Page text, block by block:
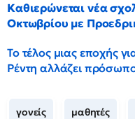
Καθιερώνεται νέα
Οκτωβρίου με
Το τέλος μιας εποχής
Ρέντη αλλάζει
γονείς μαθητές